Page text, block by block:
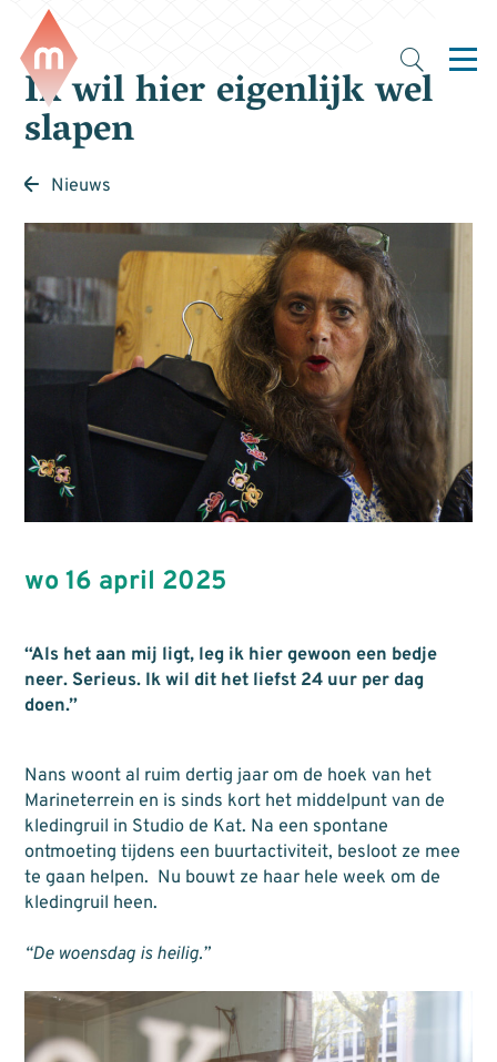
Ik wil hier eigenlijk wel
slapen
Nieuws
wo 16 april 2025
“Als het aan mij ligt, leg ik hier gewoon een bedje
neer. Serieus. Ik wil dit het liefst 24 uur per dag
doen.”
Nans woont al ruim dertig jaar om de hoek van het
Marineterrein en is sinds kort het middelpunt van de
kledingruil in Studio de Kat. Na een spontane
ontmoeting tijdens een buurtactiviteit, besloot ze mee
te gaan helpen. Nu bouwt ze haar hele week om de
kledingruil heen.
“De woensdag is heilig.”